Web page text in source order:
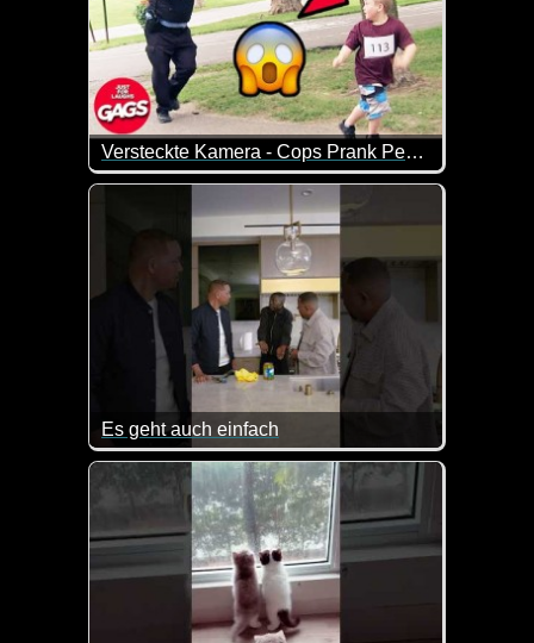
Versteckte Kamera - Cops Prank People Kids Winning Race
Das ist ja mal wieder ein fieser Streich der
Es geht auch einfach
Sein Blick ist immer so genial, wenn er zeigt,